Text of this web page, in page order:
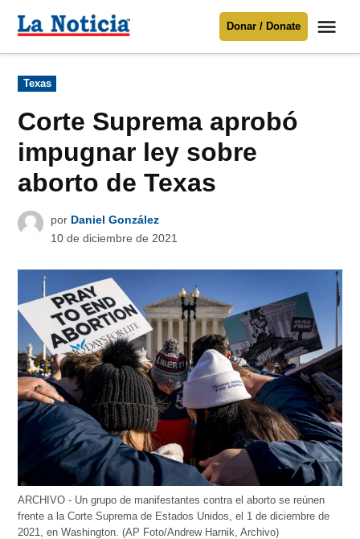
Para mantenerte informado necesitamos
Donar
contenido
Noticia
Donar / Donate
Publicado
en
Texas
Corte Suprema aprobó
impugnar ley sobre
aborto de Texas
por Daniel González
10 de diciembre de 2021
ARCHIVO - Un grupo de manifestantes contra el aborto se reúnen
frente a la Corte Suprema de Estados Unidos, el 1 de diciembre de
2021, en Washington. (AP Foto/Andrew Harnik, Archivo)